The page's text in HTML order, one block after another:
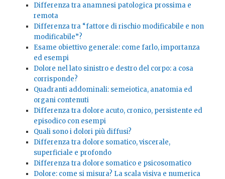
Differenza tra anamnesi patologica prossima e
remota
Differenza tra “fattore di rischio modificabile e non
modificabile”?
Esame obiettivo generale: come farlo, importanza
ed esempi
Dolore nel lato sinistro e destro del corpo: a cosa
corrisponde?
Quadranti addominali: semeiotica, anatomia ed
organi contenuti
Differenza tra dolore acuto, cronico, persistente ed
episodico con esempi
Quali sono i dolori più diffusi?
Differenza tra dolore somatico, viscerale,
superficiale e profondo
Differenza tra dolore somatico e psicosomatico
Dolore: come si misura? La scala visiva e numerica